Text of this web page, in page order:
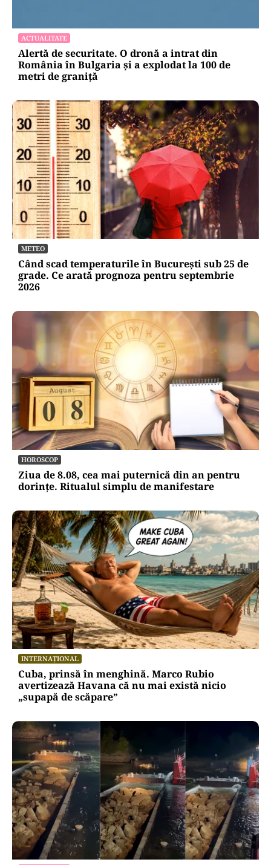
ACTUALITATE
Alertă de securitate. O dronă a intrat din
România în Bulgaria şi a explodat la 100 de
metri de graniţă
METEO
Când scad temperaturile în București sub 25 de
grade. Ce arată prognoza pentru septembrie
2026
HOROSCOP
Ziua de 8.08, cea mai puternică din an pentru
dorințe. Ritualul simplu de manifestare
INTERNAȚIONAL
Cuba, prinsă în menghină. Marco Rubio
avertizează Havana că nu mai există nicio
„supapă de scăpare”